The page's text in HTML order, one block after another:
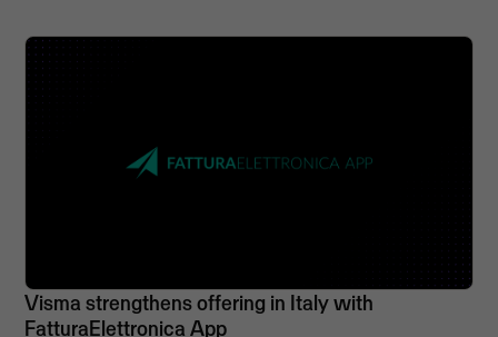
Visma strengthens offering in Italy with
FatturaElettronica App